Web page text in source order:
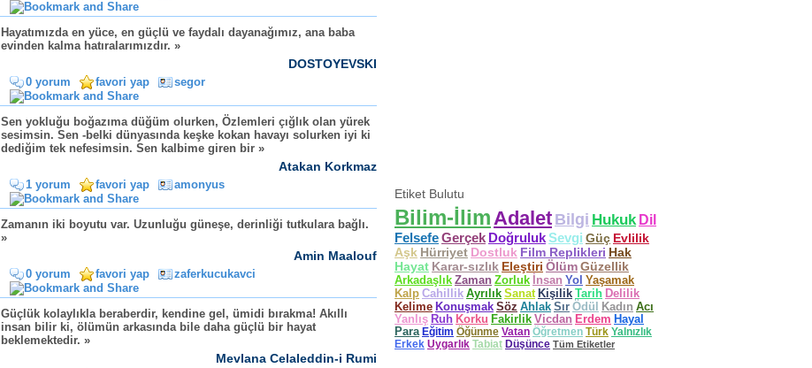
Hayatımızda en yüce, en güçlü ve faydalı dayanağımız, ana baba
evinden kalma hatıralarımızdır. »
DOSTOYEVSKI
0 yorum favori yap segor
Sen yokluğu boğazıma düğüm olurken, Özlemleri çığlık olan yürek
sesimsin. Sen -belki dünyasında keşke kokan havayı solurken iyi ki
dediğim tek nefesimsin. Sen kalbime giren bir »
Atakan Korkmaz
1 yorum favori yap amonyus
Zamanın iki boyutu var. Uzunluğu güneşe, derinliği tutkulara bağlı.
»
Amin Maalouf
0 yorum favori yap zaferkucukavci
Güçlük kolaylıkla beraberdir, kendine gel, ümidi bırakma! Akıllı
insan bilir ki, ölümün arkasında bile daha güçlü bir hayat
beklemektedir. »
Mevlana Celaleddin-i Rumi
Etiket Bulutu
Bilim-İlimAdaletBilgi Hukuk Dil
FelsefeGerçek DoğrulukSevgi Güç Evlilik
Aşk Hürriyet Dostluk Film Replikleri Hak
Hayat Karar-sızlık Eleştiri Ölüm Güzellik
Arkadaşlık Zaman Zorluk İnsan Yol Yaşamak
Kalp Cahillik Ayrılık Sanat Kişilik Tarih Delilik
Kelime Konuşmak Söz Ahlak Sır Ödül Kadın Acı
Yanlış Ruh Korku Fakirlik Vicdan Erdem Hayal
Para Eğitim Öğünme Vatan Öğretmen Türk Yalnızlık
Erkek Uygarlık Tabiat Düşünce Tüm Etiketler